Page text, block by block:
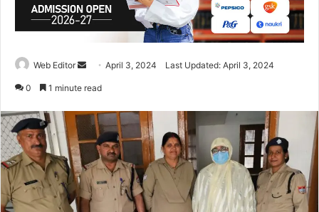
Web Editor
d
e
m
a
April 3, 2024 Last Updated: April 3, 2024
0 1 minute read